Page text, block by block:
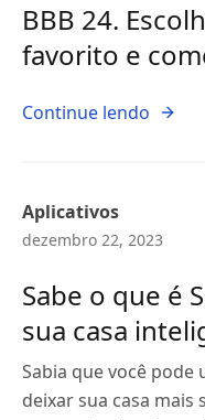
BBB 24.
favorito e
Continue lendo
Aplicativos
dezembro 22, 2023
Sabe o que é
sua casa
Sabia que você pode
deixar sua casa mais